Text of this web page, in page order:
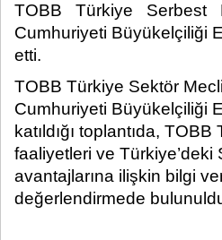
TOBB Türkiye Serbest
Cumhuriyeti Büyükelçiliği
etti.​
TOBB Türkiye Sektör
Cumhuriyeti Büyükelçiliği
katıldığı toplantıda,
faaliyetleri ve
avantajlarına ilişkin bilgi
değerlendirmede